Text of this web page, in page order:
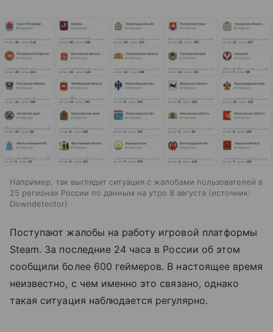
Например, так выглядит ситуация с жалобами пользователей в
25 регионах России по данным на утро 8 августа
источник:
Downdetector
Поступают жалобы на работу игровой платформы
Steam. За последние 24 часа в России об этом
сообщили более 600 геймеров. В настоящее время
неизвестно, с чем именно это связано, однако
такая ситуация наблюдается регулярно.